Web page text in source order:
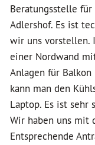
Beratungsstelle
Adlershof. Es ist
wir uns vorstellen.
einer Nordwand
Anlagen für Balkon
kann man den
Laptop. Es ist sehr
Wir haben uns mit
Entsprechende